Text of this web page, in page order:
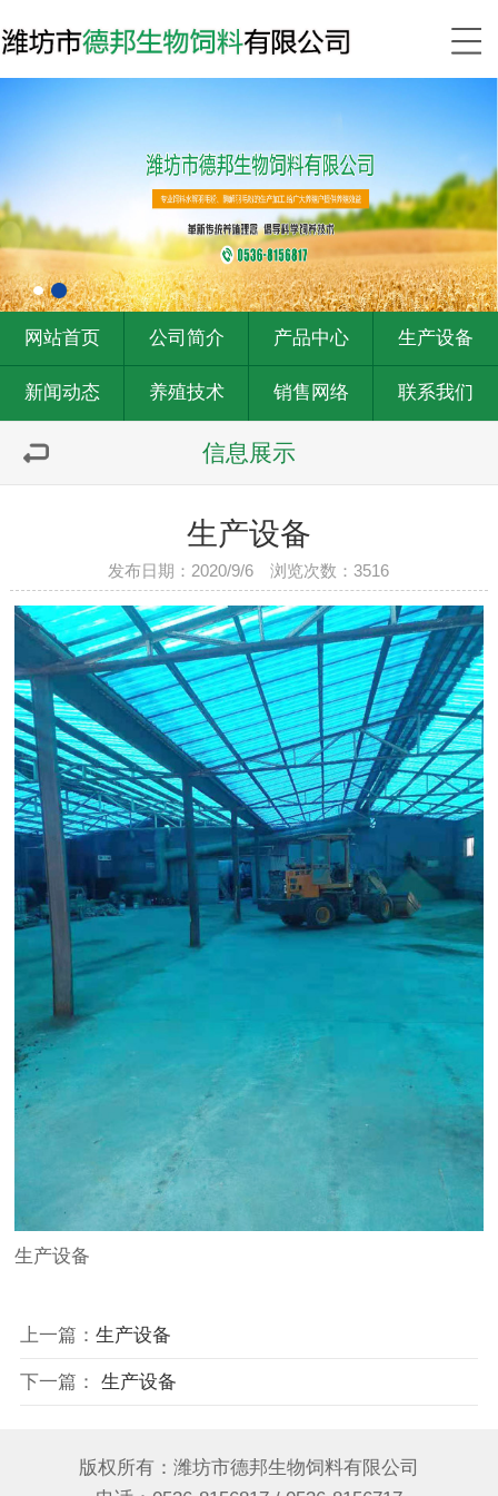
网站首页 公司简介 产品中心 生产设备
新闻动态 养殖技术 销售网络 联系我们
信息展示
生产设备
发布日期：2020/9/6 浏览次数：3516
生产设备
上一篇： 生产设备
下一篇： 生产设备
版权所有：潍坊市德邦生物饲料有限公司